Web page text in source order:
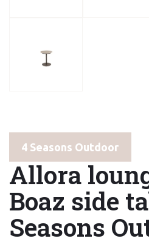
4 Seasons Outdoor
Allora
Boaz side
Seasons